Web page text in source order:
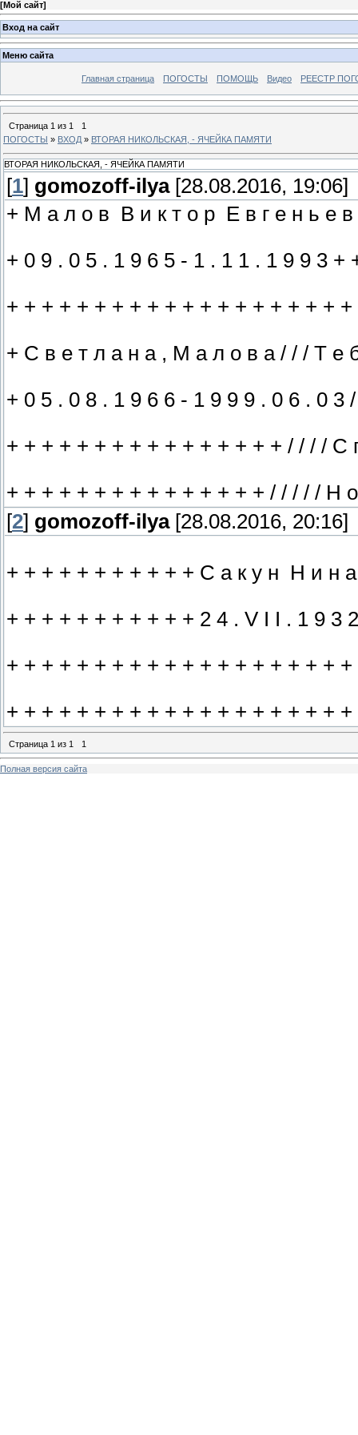
[Мой сайт]
Вход на сайт
Меню сайта
Главная страница ПОГОСТЫ ПОМОЩЬ Видео РЕЕСТР
Страница 1 из 1
1
ПОГОСТЫ » ВХОД » ВТОРАЯ НИКОЛЬСКАЯ, - ЯЧЕЙКА ПАМЯТИ
ВТОРАЯ НИКОЛЬСКАЯ, - ЯЧЕЙКА ПАМЯТИ
[1] gomozoff-ilya[28.08.2016, 19:06]
+ М а л о в В и к т о р Е в г е н ь е
+ 0 9 . 0 5 . 1 9 6 5 - 1 . 1 1 . 1 9 9 3 +
+ + + + + + + + + + + + + + + + + + +
+ С в е т л а н а , М а л о в а / / / Т е
+ 0 5 . 0 8 . 1 9 6 6 - 1 9 9 9 . 0 6 . 0
+ + + + + + + + + + + + + + + + / / / /
+ + + + + + + + + + + + + + + / / / / / Н
[2] gomozoff-ilya[28.08.2016, 20:16]
+ + + + + + + + + + + С а к у н Н и н
+ + + + + + + + + + + 2 4 . V I I . 1 9 3
+ + + + + + + + + + + + + + + + + + +
+ + + + + + + + + + + + + + + + + + +
Страница 1 из 1 1
Полная версия сайта